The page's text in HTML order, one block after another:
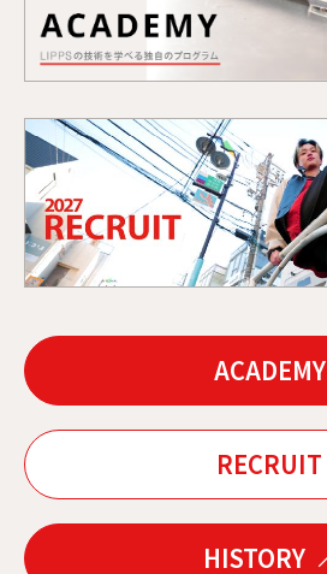
ACADEMY
RECRUIT
HISTORY